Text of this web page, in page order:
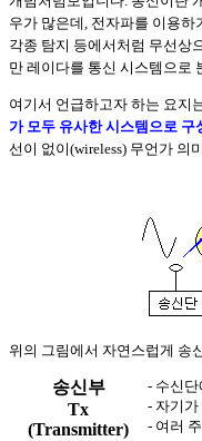
우가 많은데, 전자파를 이용
각종 탐지 등에서처럼 무선상
만 레이다를 통신 시스템으로
여기서 언급하고자 하는 요지
가 모두 유사한 시스템으로 구
선이 없이(wireless) 무언가 의
위의 그림에서 자연스럽게 송
송신부
Tx
(Transmitter)
- 수신
- 자기
- 여러